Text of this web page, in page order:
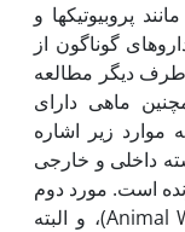
پروبیوتیک‏ها و
گوناگون از
طرف دیگر مطالعه
ماهی دارای
زیر اشاره
داخلی و خارجی
است. مورد دوم
وجود قانون حمایت از حیوانات (Animal Welfare)، و البته